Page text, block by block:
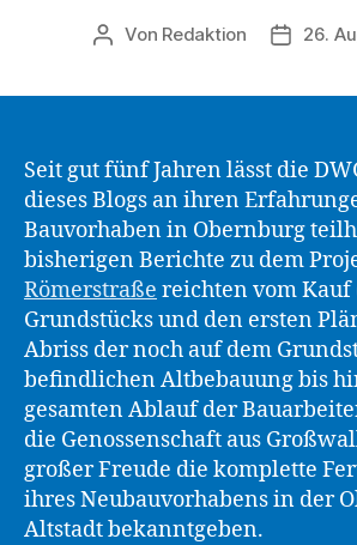
Beitragsautor
Von Redaktion 26.
Seit gut fünf Jahren lässt die
dieses Blogs an ihren
Bauvorhaben in Obernburg
bisherigen Berichte zu dem
Römerstraße reichten vom Kauf
Grundstücks und den ersten
Abriss der noch auf dem
befindlichen Altbebauung bis
gesamten Ablauf der
die Genossenschaft aus
großer Freude die komplette
ihres Neubauvorhabens in der
Altstadt bekanntgeben.